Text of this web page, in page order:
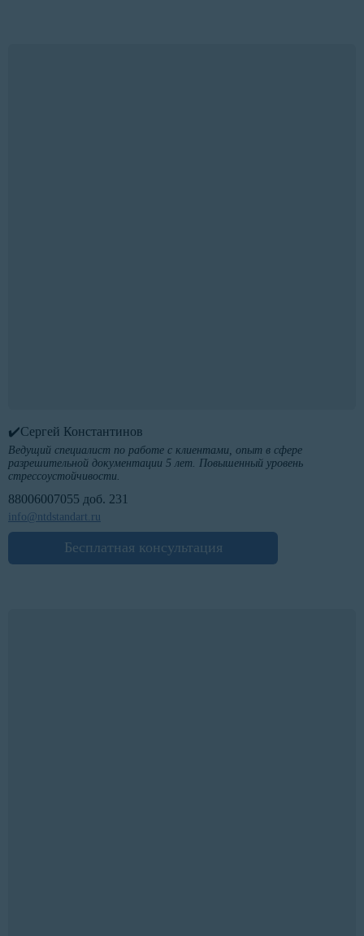
✔️Сергей Константинов
Ведущий специалист по работе с клиентами, опыт в сфере
разрешительной документации 5 лет. Повышенный уровень
стрессоустойчивости.
88006007055 доб. 231
info@ntdstandart.ru
Бесплатная консультация